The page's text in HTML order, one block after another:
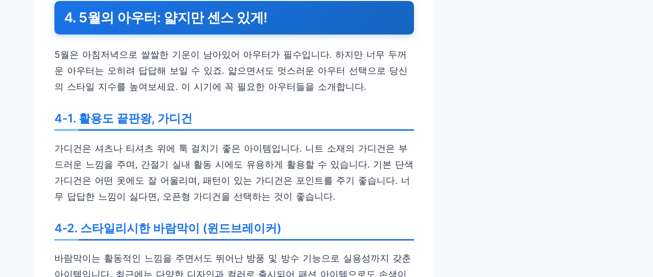
4. 5월의 아우터: 얇지만 센스 있게!
5월은 아침저녁으로 쌀쌀한 기운이 남아있어 아우터가 필수입니다. 하지만 너무 두꺼
운 아우터는 오히려 답답해 보일 수 있죠. 얇으면서도 멋스러운 아우터 선택으로 당신
의 스타일 지수를 높여보세요. 이 시기에 꼭 필요한 아우터들을 소개합니다.
4-1. 활용도 끝판왕, 가디건
가디건은 셔츠나 티셔츠 위에 툭 걸치기 좋은 아이템입니다. 니트 소재의 가디건은 부
드러운 느낌을 주며, 간절기 실내 활동 시에도 유용하게 활용할 수 있습니다. 기본 단색
가디건은 어떤 옷에도 잘 어울리며, 패턴이 있는 가디건은 포인트를 주기 좋습니다. 너
무 답답한 느낌이 싫다면, 오픈형 가디건을 선택하는 것이 좋습니다.
4-2. 스타일리시한 바람막이 (윈드브레이커)
바람막이는 활동적인 느낌을 주면서도 뛰어난 방풍 및 방수 기능으로 실용성까지 갖춘
아이템입니다. 최근에는 다양한 디자인과 컬러로 출시되어 패션 아이템으로도 손색이